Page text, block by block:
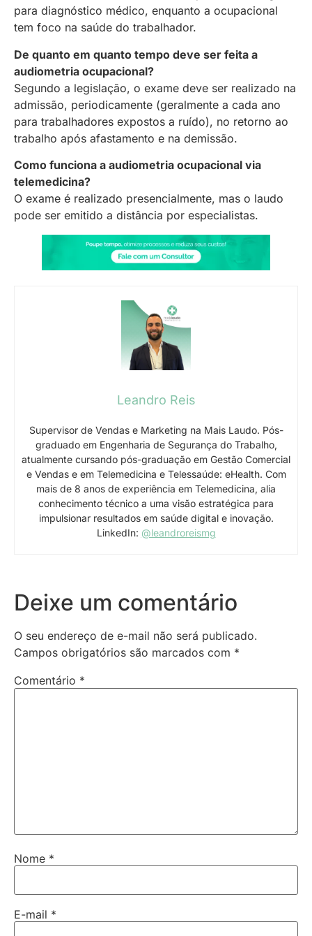
para diagnóstico médico, enquanto a ocupacional
tem foco na saúde do trabalhador.
De quanto em quanto tempo deve ser feita a
audiometria ocupacional?
Segundo a legislação, o exame deve ser realizado na
admissão, periodicamente (geralmente a cada ano
para trabalhadores expostos a ruído), no retorno ao
trabalho após afastamento e na demissão.
Como funciona a audiometria ocupacional via
telemedicina?
O exame é realizado presencialmente, mas o laudo
pode ser emitido a distância por especialistas.
Leandro Reis
Supervisor de Vendas e Marketing na Mais Laudo. Pós-
graduado em Engenharia de Segurança do Trabalho,
atualmente cursando pós-graduação em Gestão Comercial
e Vendas e em Telemedicina e Telessaúde: eHealth. Com
mais de 8 anos de experiência em Telemedicina, alia
conhecimento técnico a uma visão estratégica para
impulsionar resultados em saúde digital e inovação.
LinkedIn: @leandroreismg
Deixe um comentário
O seu endereço de e-mail não será publicado.
Campos obrigatórios são marcados com *
Comentário *
Nome *
E-mail *